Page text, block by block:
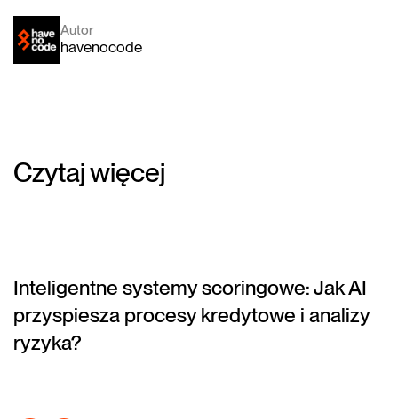
Autor
havenocode
Czytaj więcej
(blog)
Inteligentne systemy scoringowe: Jak AI
przyspiesza procesy kredytowe i analizy
ryzyka?